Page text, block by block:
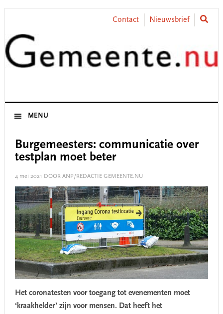
Skip
primary
navigation
Skip
content
Skip
primary
sidebar
Skip
footer
Contact Nieuwsbrief
MENU
Burgemeesters: communicatie over
testplan moet beter
4 mei 2021 DOOR ANP/REDACTIE GEMEENTE.NU
Het coronatesten voor toegang tot evenementen moet
‘kraakhelder’ zijn voor mensen. Dat heeft het